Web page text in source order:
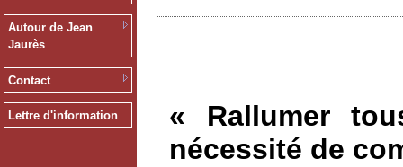
Autour de Jean
Jaurès
Contact
Lettre d'information
« Rallumer
nécessité de